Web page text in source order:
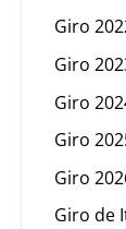
Giro
Giro
Giro
Giro
Giro
Giro de